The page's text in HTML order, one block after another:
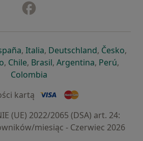
nowej karcie
się w nowej karcie
otwiera się w nowej karcie
, Italiaotwiera się w nowej
, Deutschlandotwiera się
, Česko,
się w nowej karcie
otwiera się w nowej karcie
, Chileotwiera się w nowej karcie
, Brasilotwiera się w nowej
, Argentinaotwiera się
, Perú,
Colombia
kartą
(UE) 2022/2065 (DSA) art. 24:
miesiąc - Czerwiec 2026